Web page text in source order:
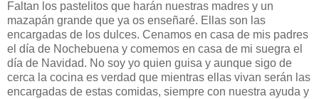
Faltan los pastelitos que harán nuestras madres y un
mazapán grande que ya os enseñaré. Ellas son las
encargadas de los dulces. Cenamos en casa de mis padres
el día de Nochebuena y comemos en casa de mi suegra el
día de Navidad. No soy yo quien guisa y aunque sigo de
cerca la cocina es verdad que mientras ellas vivan serán las
encargadas de estas comidas, siempre con nuestra ayuda y